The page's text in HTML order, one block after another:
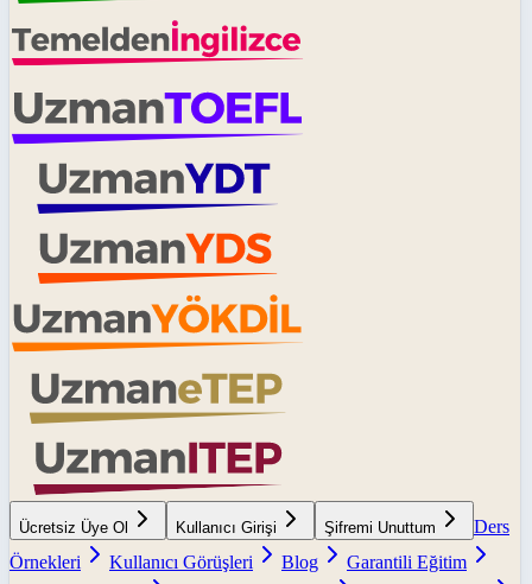
Ücretsiz Üye Ol Kullanıcı Girişi Şifremi Unuttum
Ders
Örnekleri
Kullanıcı Görüşleri Blog
Garantili Eğitim